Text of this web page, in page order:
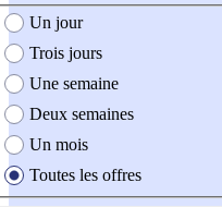
création de l'offre
Un jour
Trois jours
Une semaine
Deux semaines
Un mois
Toutes les offres